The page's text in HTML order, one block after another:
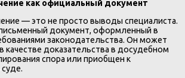
как официальный документ
— это не просто выводы специалиста.
документ, оформленный в
законодательства. Он может
качестве доказательства в досудебном
спора или приобщен к